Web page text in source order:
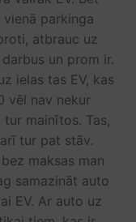
parkinga
atbrauc uz
un prom ir.
ielas tas EV, kas
vēl nav nekur
mainītos. Tas,
tur pat stāv.
maksas man
samazināt auto
EV. Ar auto uz